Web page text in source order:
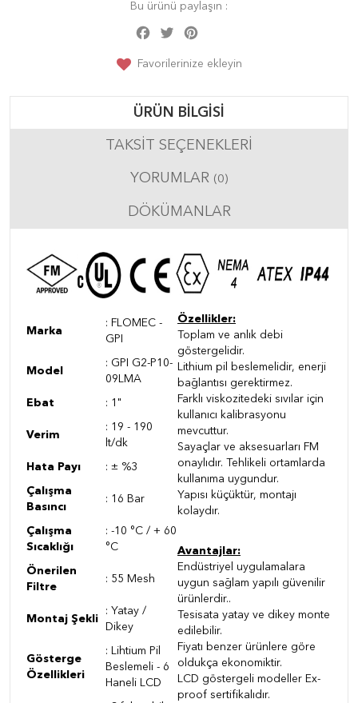
Bu ürünü paylaşın :
Facebook
Twitter
Favorilerinize ekleyin
ÜRÜN BILGISI
TAKSIT SEÇENEKLERI
YORUMLAR (0)
DÖKÜMANLAR
Marka
: FLOMEC -
GPI
Model
: GPI G2-P10-
09LMA
Ebat : 1"
Verim
: 19 - 190
lt/dk
Hata Payı : ± %3
Çalışma
Basıncı
: 16 Bar
Çalışma
Sıcaklığı
: -10 °C / + 60
°C
Önerilen
Filtre
: 55 Mesh
Montaj Şekli
: Yatay /
Dikey
Gösterge
Özellikleri
: Lihtium Pil
Beslemeli - 6
Haneli LCD
Özellikler:
Toplam ve anlık debi
göstergelidir.
Lithium pil beslemelidir, enerji
bağlantısı gerektirmez.
Farklı viskozitedeki sıvılar için
kullanıcı kalibrasyonu
mevcuttur.
Sayaçlar ve aksesuarları FM
onaylıdır. Tehlikeli ortamlarda
kullanıma uygundur.
Yapısı küçüktür, montajı
kolaydır.
Avantajlar:
Endüstriyel uygulamalara
uygun sağlam yapılı güvenilir
ürünlerdir..
Tesisata yatay ve dikey monte
edilebilir.
Fiyatı benzer ürünlere göre
oldukça ekonomiktir.
LCD göstergeli modeller Ex-
proof sertifikalıdır.